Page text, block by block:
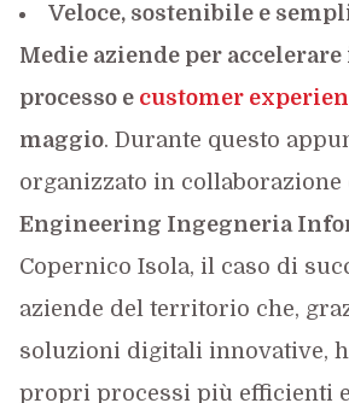
Veloce, sostenibile e
Medie aziende per
processo e customer
maggio. Durante questo
organizzato in collaborazione
Engineering Ingegneria
Copernico Isola, il caso di
aziende del territorio che,
soluzioni digitali innovative,
propri processi più efficienti